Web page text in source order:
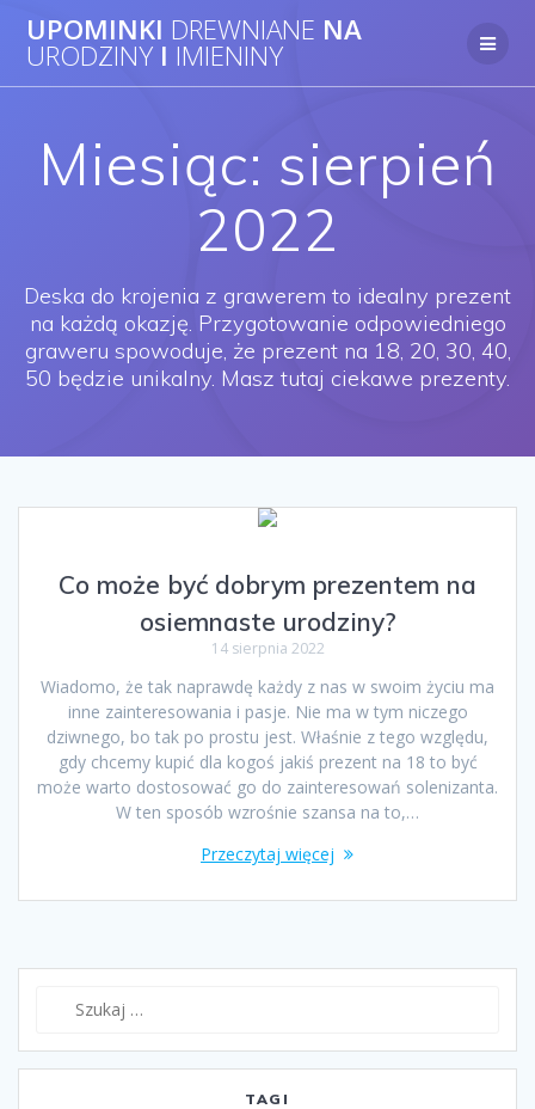
UPOMINKI DREWNIANE NA
URODZINY I IMIENINY
Miesiąc: sierpień
2022
Deska do krojenia z grawerem to idealny prezent
na każdą okazję. Przygotowanie odpowiedniego
graweru spowoduje, że prezent na 18, 20, 30, 40,
50 będzie unikalny. Masz tutaj ciekawe prezenty.
Co może być dobrym prezentem na
osiemnaste urodziny?
14 sierpnia 2022
Wiadomo, że tak naprawdę każdy z nas w swoim życiu ma
inne zainteresowania i pasje. Nie ma w tym niczego
dziwnego, bo tak po prostu jest. Właśnie z tego względu,
gdy chcemy kupić dla kogoś jakiś prezent na 18 to być
może warto dostosować go do zainteresowań solenizanta.
W ten sposób wzrośnie szansa na to,…
Przeczytaj więcej
TAGI